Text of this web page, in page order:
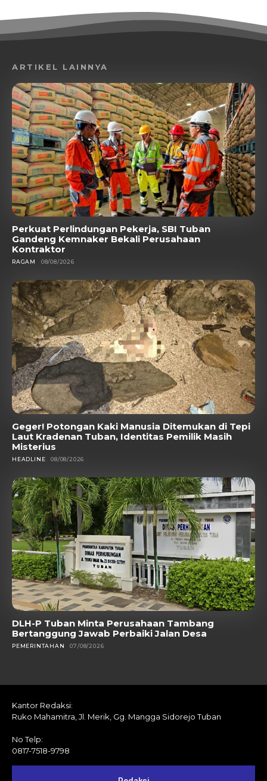
ARTIKEL LAINNYA
Perkuat Perlindungan Pekerja, SBI Tuban
Gandeng Kemnaker Bekali Perusahaan
Kontraktor
RAGAM 08/08/2026
Geger! Potongan Kaki Manusia Ditemukan di Tepi
Laut Kradenan Tuban, Identitas Pemilik Masih
Misterius
HEADLINE 08/08/2026
DLH-P Tuban Minta Perusahaan Tambang
Bertanggung Jawab Perbaiki Jalan Desa
PEMERINTAHAN 07/08/2026
Kantor Redaksi:
Ruko Mahamitra, Jl. Merik, Gg. Mangga Sidorejo Tuban
No Telp:
0817-7518-9798